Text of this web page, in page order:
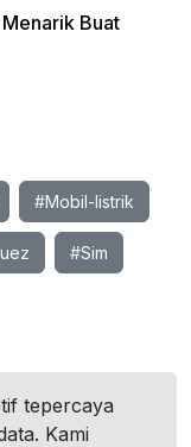
Buat
#Mobil-listrik
#Sim
tepercaya
Kami